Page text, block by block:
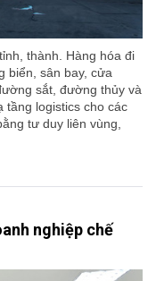
thành. Hàng hóa đi
biển, sân bay, cửa
sắt, đường thủy và
tầng logistics cho các
tư duy liên vùng,
nghiệp chế